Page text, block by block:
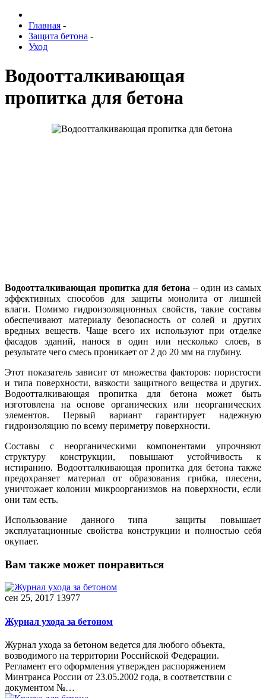
Главная -
Защита бетона -
Уход
Водоотталкивающая
пропитка для бетона
Водоотталкивающая пропитка для бетона – один из самых
эффективных способов для защиты монолита от лишней
влаги. Помимо гидроизоляционных свойств, такие составы
обеспечивают материалу безопасность от солей и других
вредных веществ. Чаще всего их используют при отделке
фасадов зданий, нанося в один или несколько слоев, в
результате чего смесь проникает от 2 до 20 мм на глубину.
Этот показатель зависит от множества факторов: пористости
и типа поверхности, вязкости защитного вещества и других.
Водоотталкивающая пропитка для бетона может быть
изготовлена на основе органических или неорганических
элементов. Первый вариант гарантирует надежную
гидроизоляцию по всему периметру поверхности.
Составы с неорганическими компонентами упрочняют
структуру конструкции, повышают устойчивость к
истиранию. Водоотталкивающая пропитка для бетона также
предохраняет материал от образования грибка, плесени,
уничтожает колонии микроорганизмов на поверхности, если
они там есть.
Использование данного типа защиты повышает
эксплуатационные свойства конструкции и полностью себя
окупает.
Вам также может понравиться
сен 25, 2017 13977
Журнал ухода за бетоном
Журнал ухода за бетоном ведется для любого объекта,
возводимого на территории Российской Федерации.
Регламент его оформления утвержден распоряжением
Минтранса России от 23.05.2002 года, в соответствии с
документом №…